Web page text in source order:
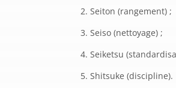
Seiton (rangement) ;
Seiso (nettoyage) ;
Seiketsu
Shitsuke (discipline).